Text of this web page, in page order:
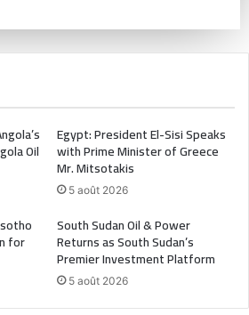
Oil
Egypt: President El-Sisi Speaks
with Prime Minister of Greece
Mr. Mitsotakis
5 août 2026
for
South Sudan Oil & Power
Returns as South Sudan’s
Premier Investment Platform
5 août 2026